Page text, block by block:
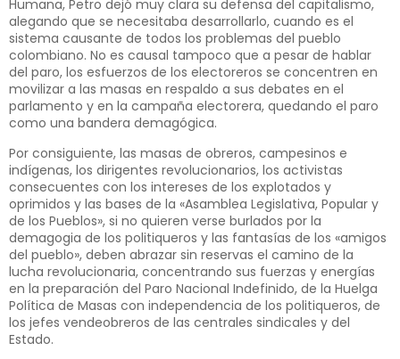
Humana, Petro dejó muy clara su defensa del capitalismo,
alegando que se necesitaba desarrollarlo, cuando es el
sistema causante de todos los problemas del pueblo
colombiano. No es causal tampoco que a pesar de hablar
del paro, los esfuerzos de los electoreros se concentren en
movilizar a las masas en respaldo a sus debates en el
parlamento y en la campaña electorera, quedando el paro
como una bandera demagógica.
Por consiguiente, las masas de obreros, campesinos e
indígenas, los dirigentes revolucionarios, los activistas
consecuentes con los intereses de los explotados y
oprimidos y las bases de la «Asamblea Legislativa, Popular y
de los Pueblos», si no quieren verse burlados por la
demagogia de los politiqueros y las fantasías de los «amigos
del pueblo», deben abrazar sin reservas el camino de la
lucha revolucionaria, concentrando sus fuerzas y energías
en la preparación del Paro Nacional Indefinido, de la Huelga
Política de Masas con independencia de los politiqueros, de
los jefes vendeobreros de las centrales sindicales y del
Estado.